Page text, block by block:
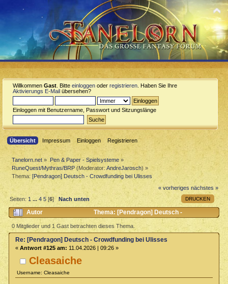
Willkommen Gast . Bitte einloggen oder registrieren . Haben Sie Ihre
Aktivierungs E-Mail übersehen?
Einloggen mit Benutzername, Passwort und Sitzungslänge
Übersicht Impressum Einloggen Registrieren
Tanelorn.net » Pen & Paper - Spielsysteme»
RuneQuest/Mythras/BRP (Moderator:AndreJarosch) »
Thema:[Pendragon] Deutsch - Crowdfunding bei Ulisses
« vorheriges nächstes »
DRUCKEN
Seiten:1 ...4 5 [6] Nach unten
Autor
Thema: [Pendragon] Deutsch -
Crowdfunding bei Ulisses (Gelesen 10465 mal)
0 Mitglieder und 1 Gast betrachten dieses Thema.
Cleasaiche
Username: Cleasaiche
Re: [Pendragon] Deutsch - Crowdfunding bei Ulisses
« Antwort #125 am: 11.04.2026 | 09:26 »